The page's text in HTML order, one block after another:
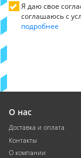
Я даю свое
соглашаюсь с
подробнее
О нас
Доставка и оплата
Контакты
О компании